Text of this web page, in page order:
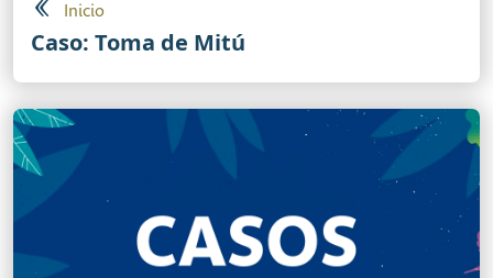
Inicio
Caso: Toma de Mitú